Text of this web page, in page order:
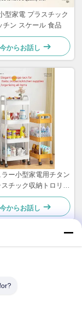
型家電 プラスチック
チン スケール 食品
今からお話し
ラー小型家電用チタン
チック収納トロリー
キャスター付き）
今からお話し